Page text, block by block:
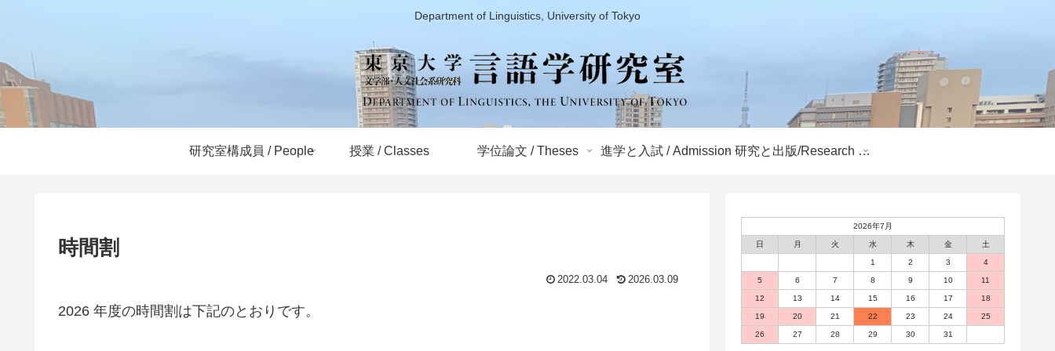
Department of Linguistics, University of Tokyo
研究室構成員 / People 授業 / Classes 学位論文 / Theses 進学と入試 / Admission 研究と出版/Research and Publications
時間割
2022.03.04 2026.03.09
2026 年度の時間割は下記のとおりです。
2026年7月
日 月 火 水 木 金 土
1 2 3 4
5 6 7 8 9 10 11
12 13 14 15 16 17 18
19 20 21 22 23 24 25
26 27 28 29 30 31